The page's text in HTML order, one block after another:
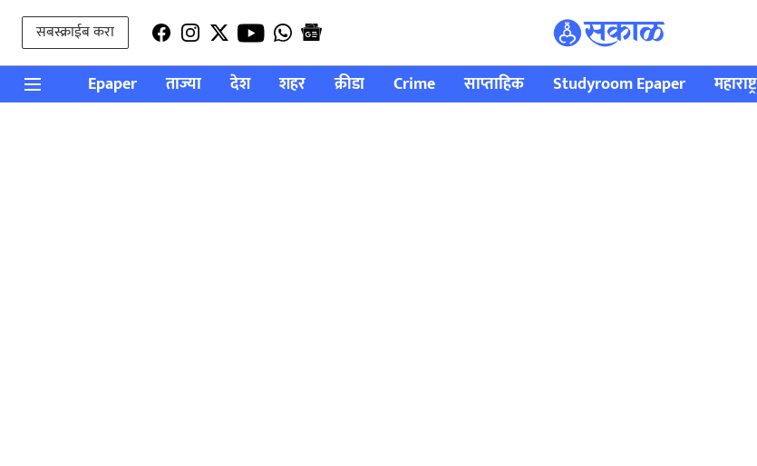
सबस्क्राईब करा
Epaper ताज्या देश शहर क्रीडा Crime साप्ताहिक Studyroom Epaper महाराष्ट्र